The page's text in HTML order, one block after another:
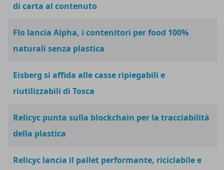
di carta al contenuto
Flo lancia Alpha, i contenitori per food 100%
naturali senza plastica
Eisberg si affida alle casse ripiegabili e
riutilizzabili di Tosca
Relicyc punta sulla blockchain per la tracciabilità
della plastica
Relicyc lancia il pallet performante, riciclabile e